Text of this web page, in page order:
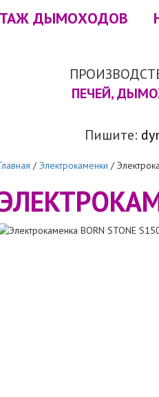
ДЫМОХОДОВ
ПЕЧЕЙ,
Пишите:
/ Электрокаменки /